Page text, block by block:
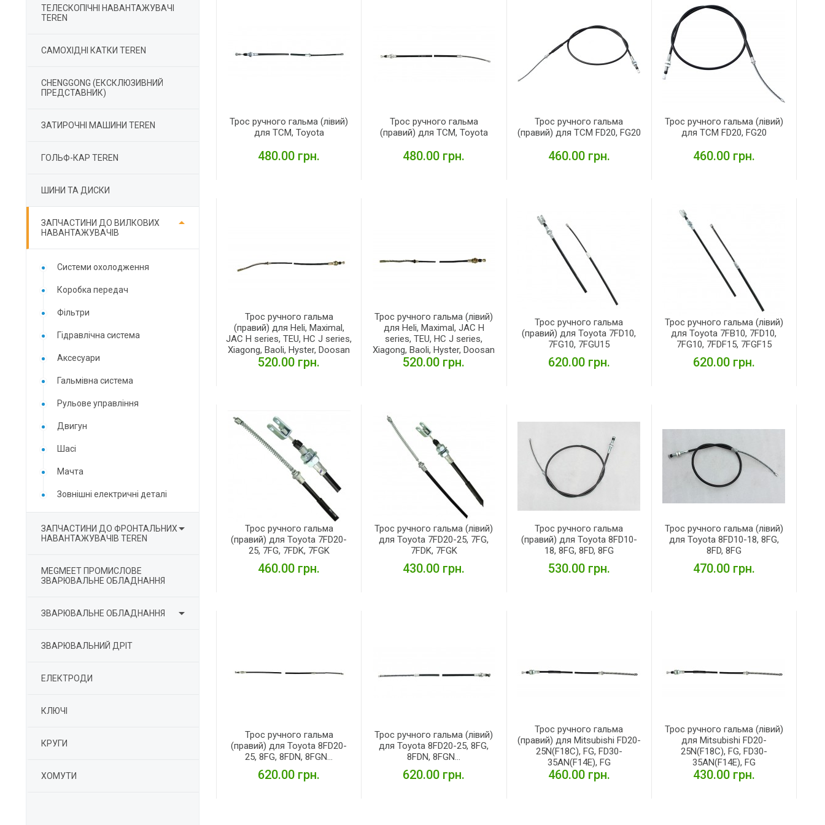
ТЕЛЕСКОПІЧНІ НАВАНТАЖУВАЧІ
TEREN
САМОХІДНІ КАТКИ TEREN
CHENGGONG (ЕКСКЛЮЗИВНИЙ
ПРЕДСТАВНИК)
ЗАТИРОЧНІ МАШИНИ TEREN
ГОЛЬФ-КАР TEREN
ШИНИ ТА ДИСКИ
ЗАПЧАСТИНИ ДО ВИЛКОВИХ
НАВАНТАЖУВАЧІВ

Cистеми охолодження
Коробка передач
Фільтри
Гідравлічна система
Аксесуари
Гальмівна система
Рульове управління
Двигун
Шасі
Мачта
Зовнішні електричні деталі
ЗАПЧАСТИНИ ДО ФРОНТАЛЬНИХ
НАВАНТАЖУВАЧІВ TEREN

MEGMEET ПРОМИСЛОВЕ
ЗВАРЮВАЛЬНЕ ОБЛАДНАННЯ
ЗВАРЮВАЛЬНЕ ОБЛАДНАННЯ 
ЗВАРЮВАЛЬНИЙ ДРІТ
ЕЛЕКТРОДИ
КЛЮЧІ
КРУГИ
ХОМУТИ
Трос ручного гальма (лівий)
для TCM, Toyota
480.00 грн.
Трос ручного гальма
(правий) для TCM, Toyota
480.00 грн.
Трос ручного гальма
(правий) для TCM FD20, FG20
460.00 грн.
Трос ручного гальма (лівий)
для TCM FD20, FG20
460.00 грн.
Трос ручного гальма
(правий) для Heli, Maximal,
JAC H series, TEU, HC J series,
Xiagong, Baoli, Hyster, Doosan
520.00 грн.
Трос ручного гальма (лівий)
для Heli, Maximal, JAC H
series, TEU, HC J series,
Xiagong, Baoli, Hyster, Doosan
520.00 грн.
Трос ручного гальма
(правий) для Toyota 7FD10,
7FG10, 7FGU15
620.00 грн.
Трос ручного гальма (лівий)
для Toyota 7FB10, 7FD10,
7FG10, 7FDF15, 7FGF15
620.00 грн.
Трос ручного гальма
(правий) для Toyota 7FD20-
25, 7FG, 7FDK, 7FGK
460.00 грн.
Трос ручного гальма (лівий)
для Toyota 7FD20-25, 7FG,
7FDK, 7FGK
430.00 грн.
Трос ручного гальма
(правий) для Toyota 8FD10-
18, 8FG, 8FD, 8FG
530.00 грн.
Трос ручного гальма (лівий)
для Toyota 8FD10-18, 8FG,
8FD, 8FG
470.00 грн.
Трос ручного гальма
(правий) для Toyota 8FD20-
25, 8FG, 8FDN, 8FGN...
620.00 грн.
Трос ручного гальма (лівий)
для Toyota 8FD20-25, 8FG,
8FDN, 8FGN...
620.00 грн.
Трос ручного гальма
(правий) для Mitsubishi FD20-
25N(F18C), FG, FD30-
35AN(F14E), FG
460.00 грн.
Трос ручного гальма (лівий)
для Mitsubishi FD20-
25N(F18C), FG, FD30-
35AN(F14E), FG
430.00 грн.